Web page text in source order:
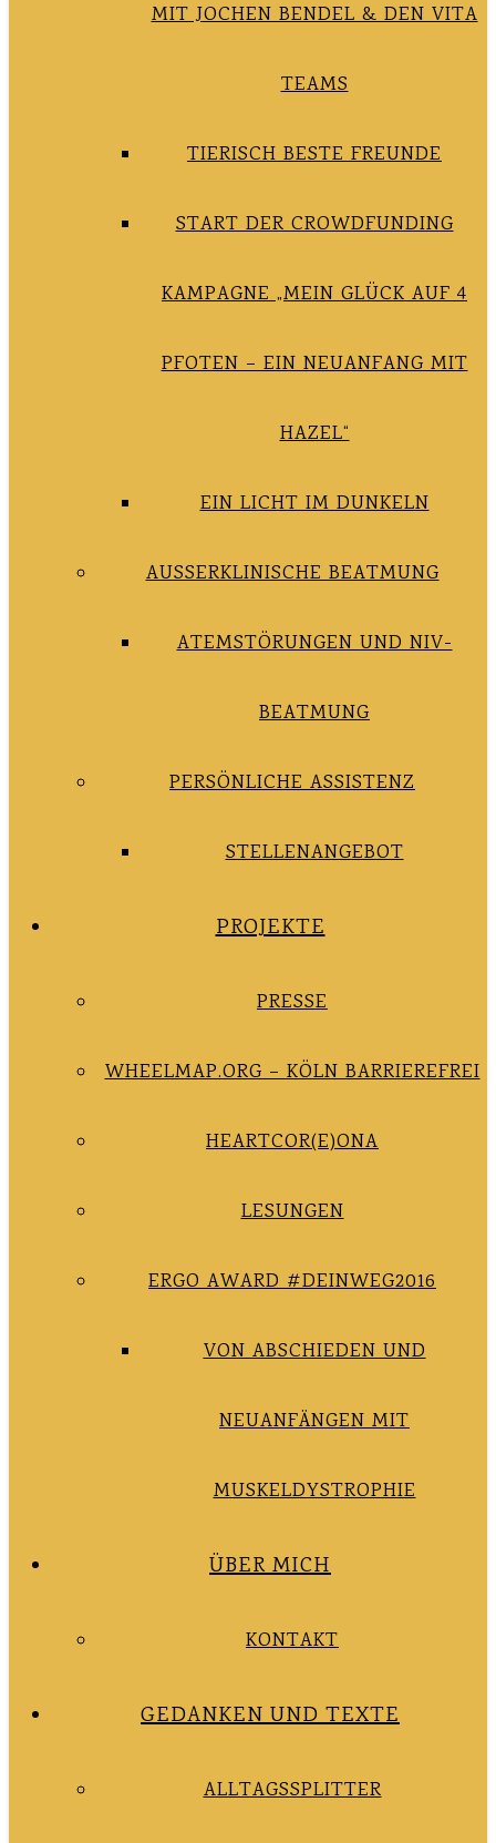
MIT JOCHEN BENDEL & DEN VITA
TEAMS
TIERISCH BESTE FREUNDE
START DER CROWDFUNDING
KAMPAGNE „MEIN GLÜCK AUF 4
PFOTEN – EIN NEUANFANG MIT
HAZEL“
EIN LICHT IM DUNKELN
AUSSERKLINISCHE BEATMUNG
ATEMSTÖRUNGEN UND NIV-
BEATMUNG
PERSÖNLICHE ASSISTENZ
STELLENANGEBOT
PROJEKTE
PRESSE
WHEELMAP.ORG – KÖLN BARRIEREFREI
HEARTCOR(E)ONA
LESUNGEN
ERGO AWARD #DEINWEG2016
VON ABSCHIEDEN UND
NEUANFÄNGEN MIT
MUSKELDYSTROPHIE
ÜBER MICH
KONTAKT
GEDANKEN UND TEXTE
ALLTAGSSPLITTER